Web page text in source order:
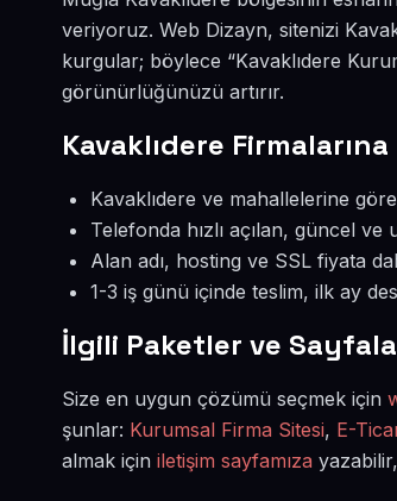
veriyoruz. Web Dizayn, sitenizi
kurgular; böylece “Kavaklıdere
görünürlüğünüzü artırır.
Kavaklıdere Firmalarına
Kavaklıdere ve mahallelerine
Telefonda hızlı açılan, güncel ve
Alan adı, hosting ve SSL fiyata
1-3 iş günü içinde teslim, ilk ay
İlgili Paketler ve
Size en uygun çözümü seçmek için
şunlar: Kurumsal Firma Sitesi, E-
almak için iletişim sayfamıza